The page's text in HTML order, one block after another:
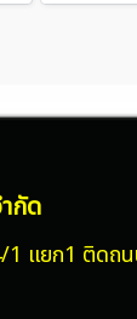
กัด
1 แยก1 ติดถ